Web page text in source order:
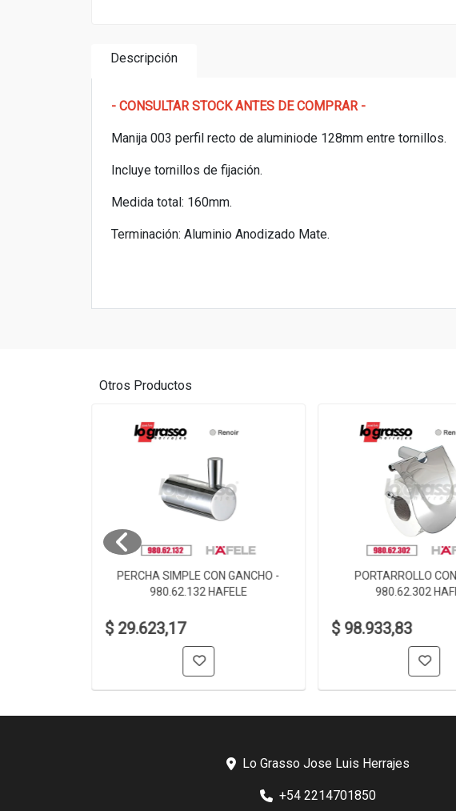
Descripción
- CONSULTAR STOCK ANTES DE COMPRAR -
Manija 003 perfil recto de aluminiode 128mm entre tornillos.
Incluye tornillos de fijación.
Medida total: 160mm.
Terminación: Aluminio Anodizado Mate.
Otros Productos
PERCHA SIMPLE CON GANCHO -
980.62.132 HAFELE
$ 29.623,17
PORTARROLLO
980.62.302
$ 98.933,83
Lo Grasso Jose Luis Herrajes
+54 2214701850